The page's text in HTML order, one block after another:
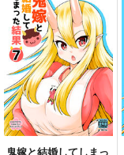
鬼嫁と結婚してしまっ